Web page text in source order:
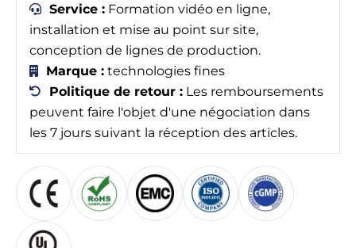
Service : Formation vidéo en ligne,
installation et mise au point sur site,
conception de lignes de production.
Marque : technologies fines
Politique de retour : Les remboursements
peuvent faire l'objet d'une négociation dans
les 7 jours suivant la réception des articles.